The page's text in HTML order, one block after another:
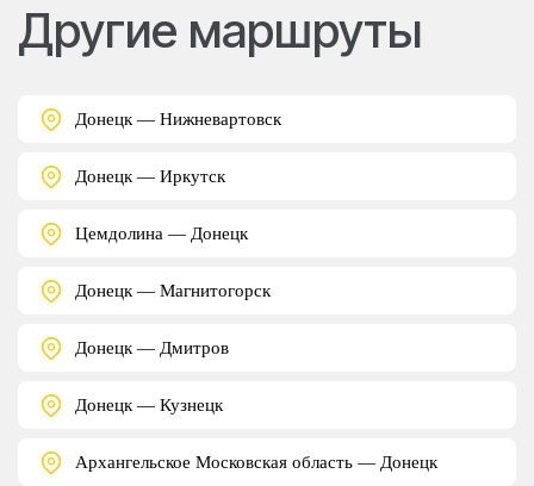
Другие маршруты
Донецк — Нижневартовск
Донецк — Иркутск
Цемдолина — Донецк
Донецк — Магнитогорск
Донецк — Дмитров
Донецк — Кузнецк
Архангельское Московская область — Донецк